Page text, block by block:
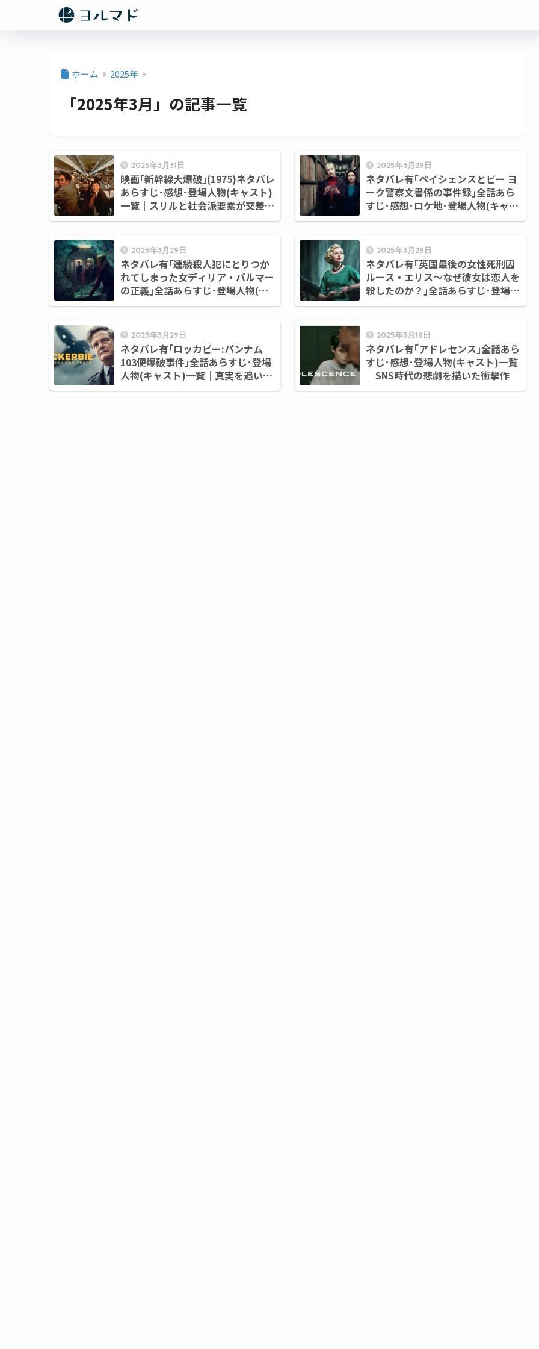
ホーム 2025年
「2025年3月」の記事一覧
2025年3月31日
映画｢新幹線大爆破｣(1975)ネタバレ
あらすじ･感想･登場人物(キャスト)
一覧｜スリルと社会派要素が交差す
る名作
2025年3月29日
ネタバレ有｢ペイシェンスとビー ヨ
ーク警察文書係の事件録｣全話あら
すじ･感想･ロケ地･登場人物(キャス
ト)一覧｜英国リメイク版の魅力と
2025年3月29日
ネタバレ有｢連続殺人犯にとりつか
れてしまった女ディリア・バルマー
の正義｣全話あらすじ･登場人物(キ
ャスト)一覧｜絶望と闘った被害者
2025年3月29日
ネタバレ有｢英国最後の女性死刑囚
ルース・エリス～なぜ彼女は恋人を
殺したのか？｣全話あらすじ･登場人
物(キャスト)一覧｜ひとりの女性が
2025年3月29日
ネタバレ有｢ロッカビー:パンナム
103便爆破事件｣全話あらすじ･登場
人物(キャスト)一覧｜真実を追い求
めた父の物語
2025年3月18日
ネタバレ有｢アドレセンス｣全話あら
すじ･感想･登場人物(キャスト)一覧
｜SNS時代の悲劇を描いた衝撃作